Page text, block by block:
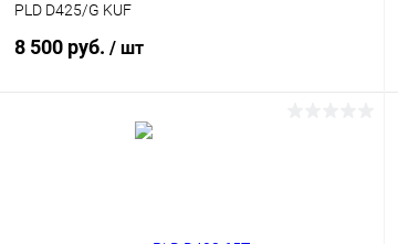
PLD D425/G KUF
8 500 руб. / шт